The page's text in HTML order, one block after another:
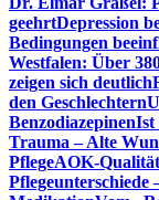
geehrtDepression
Bedingungen
Westfalen: Über
zeigen sich deutlich
den Geschlechtern
BenzodiazepinenIst
Trauma – Alte
PflegeAOK-